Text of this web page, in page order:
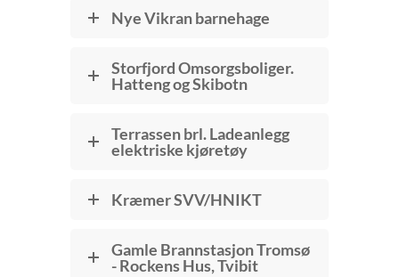
Nye Vikran barnehage
Storfjord Omsorgsboliger.
Hatteng og Skibotn
Terrassen brl. Ladeanlegg
elektriske kjøretøy
Kræmer SVV/HNIKT
Gamle Brannstasjon Tromsø
- Rockens Hus, Tvibit